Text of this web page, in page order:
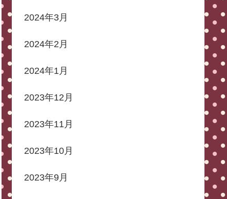
2024年3月
2024年2月
2024年1月
2023年12月
2023年11月
2023年10月
2023年9月